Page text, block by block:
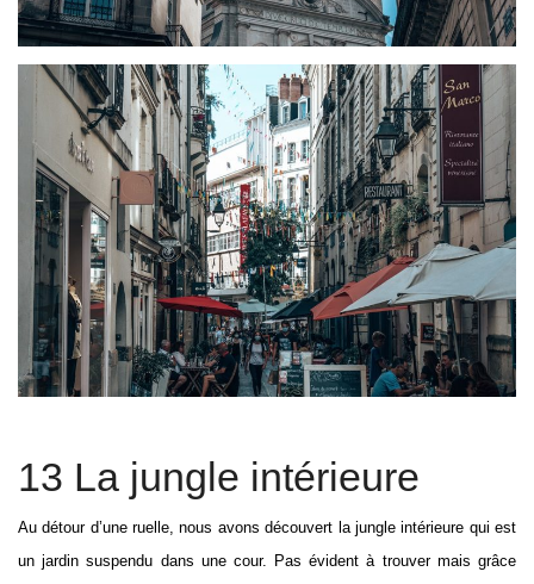
13 La jungle intérieure
Au détour d’une ruelle, nous avons découvert la jungle intérieure qui est
un jardin suspendu dans une cour. Pas évident à trouver mais grâce